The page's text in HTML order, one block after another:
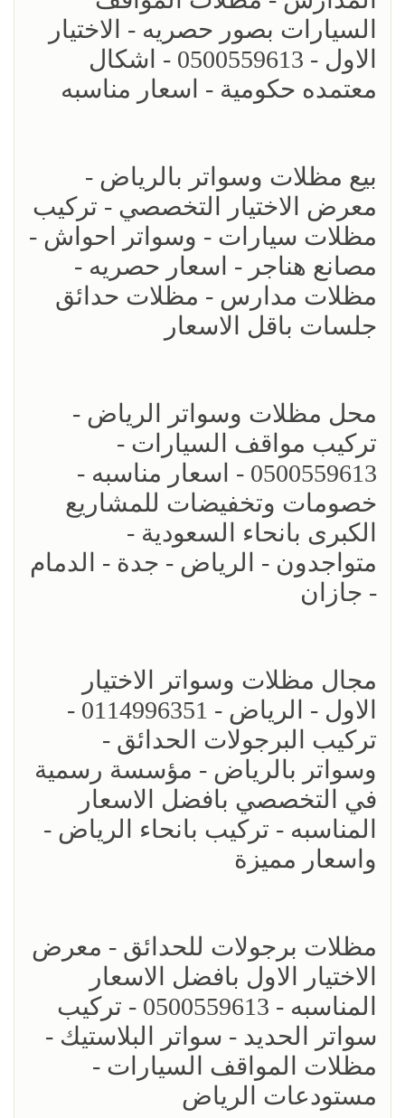
السيارات بصور حصريه - الاختيار
الاول - 0500559613 - اشكال
معتمده حكومية - اسعار مناسبه
بيع مظلات وسواتر بالرياض -
معرض الاختيار التخصصي - تركيب
مظلات سيارات - وسواتر احواش -
مصانع هناجر - اسعار حصريه -
مظلات مدارس - مظلات حدائق
جلسات باقل الاسعار
محل مظلات وسواتر الرياض -
تركيب مواقف السيارات -
0500559613 - اسعار مناسبه -
خصومات وتخفيضات للمشاريع
الكبرى بانحاء السعودية -
متواجدون - الرياض - جدة - الدمام
- جازان
مجال مظلات وسواتر الاختيار
الاول - الرياض - 0114996351 -
تركيب البرجولات الحدائق -
وسواتر بالرياض - مؤسسة رسمية
في التخصصي بافضل الاسعار
المناسبه - تركيب بانحاء الرياض -
واسعار مميزة
مظلات برجولات للحدائق - معرض
الاختيار الاول بافضل الاسعار
المناسبه - 0500559613 - تركيب
سواتر الحديد - سواتر البلاستيك -
مظلات المواقف السيارات -
مستودعات الرياض